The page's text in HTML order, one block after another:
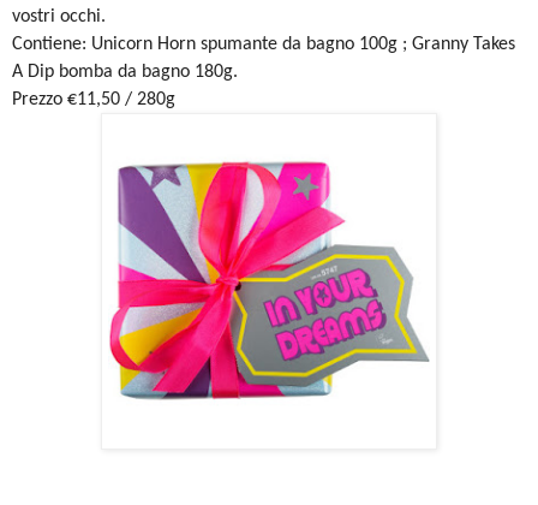
vostri occhi.
Contiene: Unicorn Horn spumante da bagno 100g ; Granny Takes
A Dip bomba da bagno 180g.
Prezzo €11,50 / 280g